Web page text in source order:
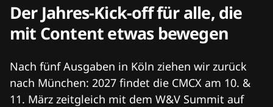
Der Jahres-Kick-off für alle, die
mit Content etwas bewegen
Nach fünf Ausgaben in Köln ziehen wir zurück
nach München: 2027 findet die CMCX am 10. &
11. März zeitgleich mit dem W&V Summit auf